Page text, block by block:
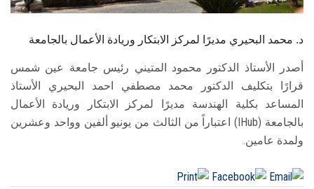
الزائـرون
سجل الان
د. محمد البحيري مديرًا لمركز الابتكار وريادة الأعمال بالجامعة
أصدر الأستاذ الدكتور محمود المتيني رئيس جامعة عين شمس
قرارًا بتكليف الدكتور محمد مصطفي احمد البحيري الأستاذ
المساعد بكلية الهندسة مديرًا لمركز الابتكار وريادة الأعمال
بالجامعة (IHub) اعتباراً من الثالث من يونيو ألفين وواحد وعشرين
ولمدة عامين.